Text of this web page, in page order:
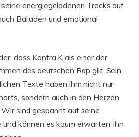
energiegeladenen Tracks auf
Balladen und emotional
dass Kontra K als einer der
des deutschen Rap gilt. Sein
Texte haben ihm nicht nur
sondern auch in den Herzen
sind gespannt auf seine
können es kaum erwarten, ihn